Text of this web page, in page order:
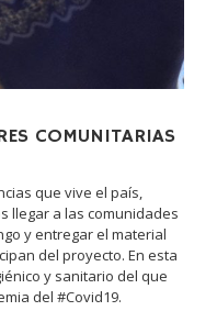
COMUNITARIAS
que vive el país,
llegar a las comunidades
y entregar el material
del proyecto. En esta
y sanitario del que
del #Covid19.